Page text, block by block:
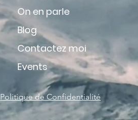
On en parle
Blog
Contactez moi
Events
Politique de Confidentialité